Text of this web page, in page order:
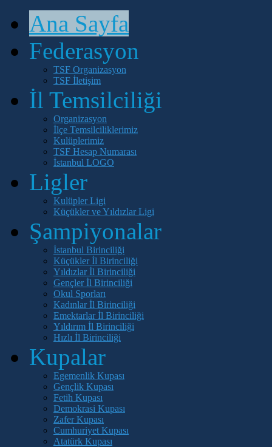
Ana Sayfa
Federasyon
TSF Organizasyon
TSF İletişim
İl Temsilciliği
Organizasyon
İlçe Temsilciliklerimiz
Kulüplerimiz
TSF Hesap Numarası
İstanbul LOGO
Ligler
Kulüpler Ligi
Küçükler ve Yıldızlar Ligi
Şampiyonalar
İstanbul Birinciliği
Küçükler İl Birinciliği
Yıldızlar İl Birinciliği
Gençler İl Birinciliği
Okul Sporları
Kadınlar İl Birinciliği
Emektarlar İl Birinciliği
Yıldırım İl Birinciliği
Hızlı İl Birinciliği
Kupalar
Egemenlik Kupası
Gençlik Kupası
Fetih Kupası
Demokrasi Kupası
Zafer Kupası
Cumhuriyet Kupası
Atatürk Kupası